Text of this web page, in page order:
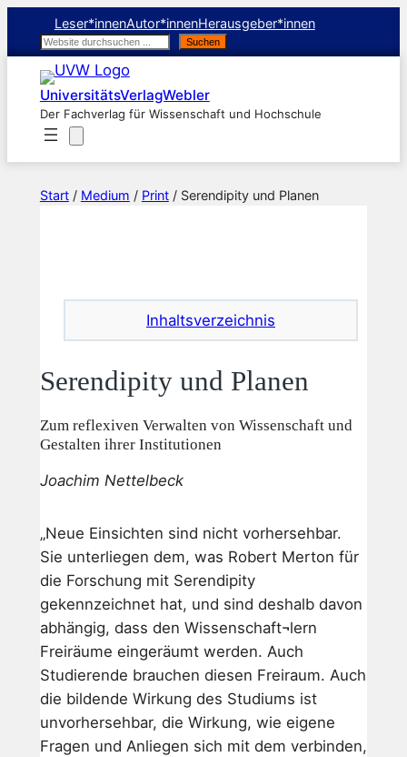
Inhalt
springen
Leser*innenAutor*innenHerausgeber*innen
Suchen Suchen
UniversitätsVerlagWebler
Der Fachverlag für Wissenschaft und Hochschule
Start/ Medium / Print/ Serendipity und Planen
Inhaltsverzeichnis
Serendipity und Planen
Zum reflexiven Verwalten von Wissenschaft und
Gestalten ihrer Institutionen
Joachim Nettelbeck
„Neue Einsichten sind nicht vorhersehbar.
Sie unterliegen dem, was Robert Merton für
die Forschung mit Serendipity
gekennzeichnet hat, und sind deshalb davon
abhängig, dass den Wissenschaft¬lern
Freiräume eingeräumt werden. Auch
Studierende brauchen diesen Freiraum. Auch
die bildende Wirkung des Studiums ist
unvorhersehbar, die Wirkung, wie eigene
Fragen und Anliegen sich mit dem verbinden,